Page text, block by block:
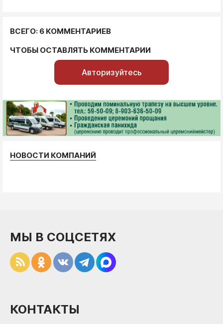
ВСЕГО: 6 КОММЕНТАРИЕВ
ЧТОБЫ ОСТАВЛЯТЬ КОММЕНТАРИИ
Авторизуйтесь
НОВОСТИ КОМПАНИЙ
МЫ В СОЦСЕТЯХ
КОНТАКТЫ